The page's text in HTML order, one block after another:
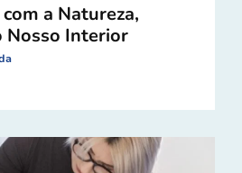
a Natureza,
Nosso Interior